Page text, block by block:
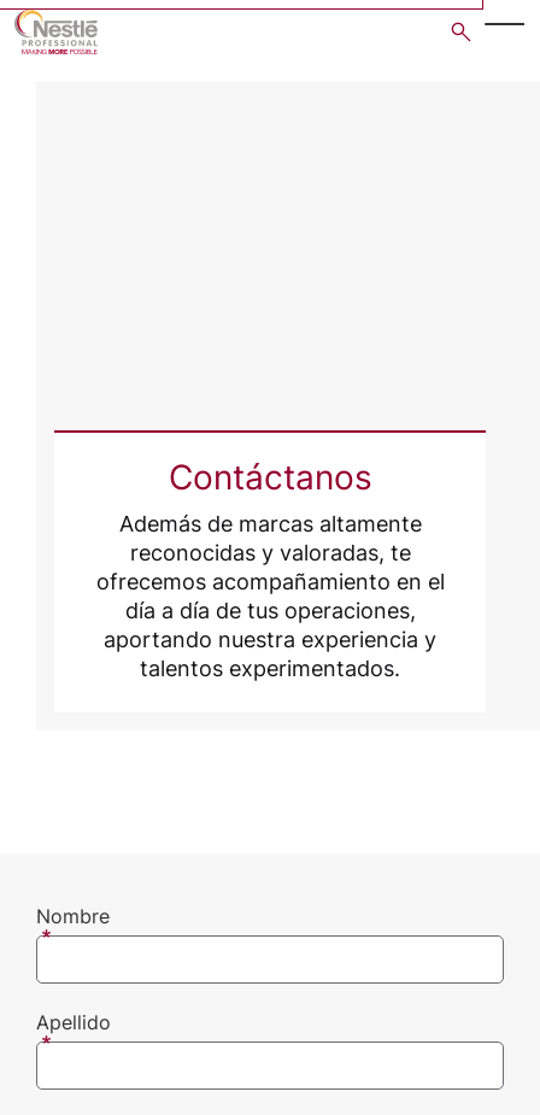
Skip
Contáctanos
Además de marcas altamente
reconocidas y valoradas, te
ofrecemos acompañamiento en el
día a día de tus operaciones,
aportando nuestra experiencia y
talentos experimentados.
Nombre
Apellido